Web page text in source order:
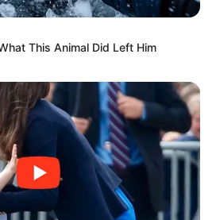
This Animal Did Left Him